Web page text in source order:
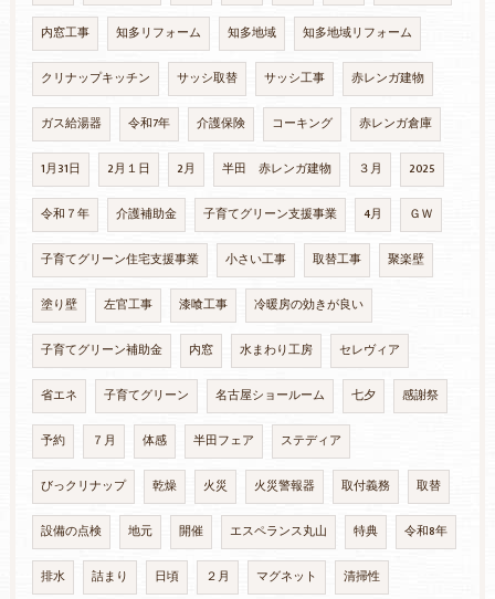
内窓工事 知多リフォーム 知多地域 知多地域リフォーム
クリナップキッチン サッシ取替 サッシ工事 赤レンガ建物
ガス給湯器 令和7年 介護保険 コーキング 赤レンガ倉庫
1月31日 2月１日 2月 半田 赤レンガ建物 ３月 2025
令和７年 介護補助金 子育てグリーン支援事業 4月 ＧＷ
子育てグリーン住宅支援事業 小さい工事 取替工事 聚楽壁
塗り壁 左官工事 漆喰工事 冷暖房の効きが良い
子育てグリーン補助金 内窓 水まわり工房 セレヴィア
省エネ 子育てグリーン 名古屋ショールーム 七夕 感謝祭
予約 ７月 体感 半田フェア ステディア
びっクリナップ 乾燥 火災 火災警報器 取付義務 取替
設備の点検 地元 開催 エスペランス丸山 特典 令和8年
排水 詰まり 日頃 ２月 マグネット 清掃性